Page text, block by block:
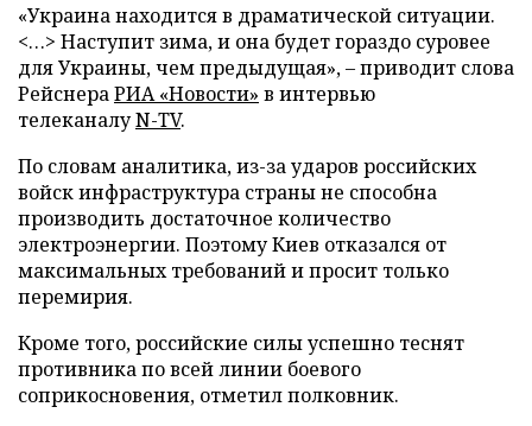
«Украина находится в драматической ситуации.
<…> Наступит зима, и она будет гораздо суровее
для Украины, чем предыдущая», – приводит слова
РейснераРИА «Новости» в интервью
телеканалуN-TV.
По словам аналитика, из-за ударов российских
войск инфраструктура страны не способна
производить достаточное количество
электроэнергии. Поэтому Киев отказался от
максимальных требований и просит только
перемирия.
Кроме того, российские силы успешно теснят
противника по всей линии боевого
соприкосновения, отметил полковник.